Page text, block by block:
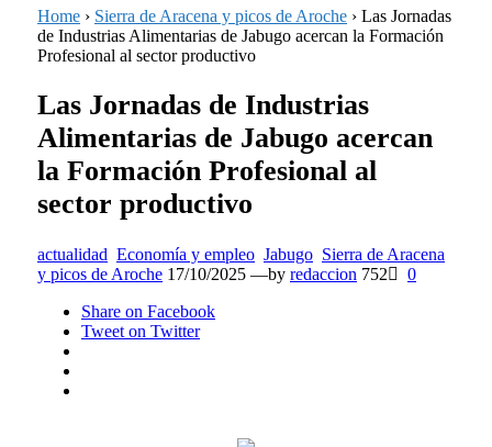
Home › Sierra de Aracena y picos de Aroche › Las Jornadas
de Industrias Alimentarias de Jabugo acercan la Formación
Profesional al sector productivo
Las Jornadas de Industrias
Alimentarias de Jabugo acercan
la Formación Profesional al
sector productivo
actualidad Economía y empleo Jabugo Sierra de Aracena
y picos de Aroche Posted
17/10/2025 —by redaccion 752
0
Share on Facebook
Tweet on Twitter